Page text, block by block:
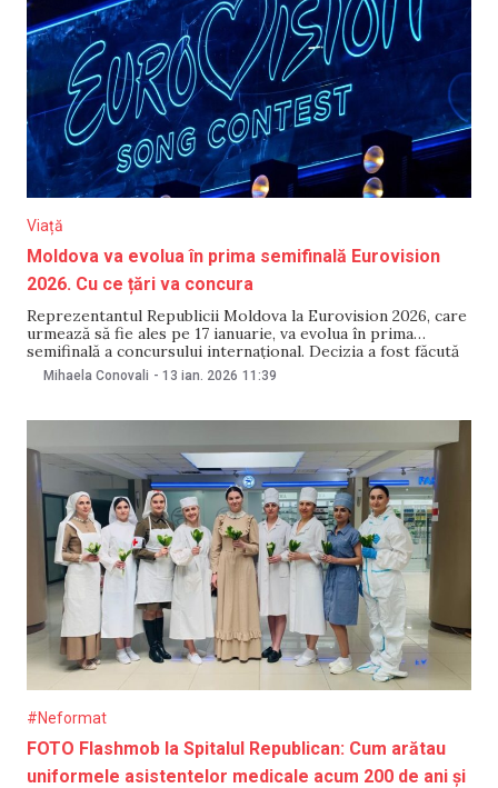
Viață
Moldova va evolua în prima semifinală Eurovision
2026. Cu ce țări va concura
Reprezentantul Republicii Moldova la Eurovision 2026, care
urmează să fie ales pe 17 ianuarie, va evolua în prima
semifinală a concursului internațional. Decizia a fost făcută
publică în urma tragerii la sorți care a avut loc în seara zilei
Mihaela Conovali - 13 ian. 2026 11:39
#Neformat
FOTO Flashmob la Spitalul Republican: Cum arătau
uniformele asistentelor medicale acum 200 de ani și